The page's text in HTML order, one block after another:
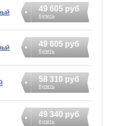
49 605 руб
Купить
49 605 руб
Купить
58 310 руб
Купить
49 340 руб
Купить